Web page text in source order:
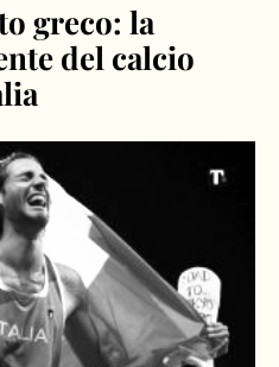
greco: la
del calcio